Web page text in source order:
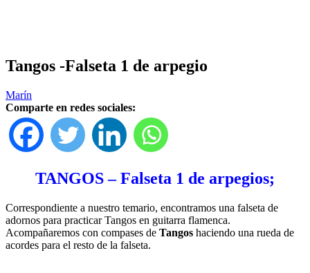
Tangos -Falseta 1 de arpegio
Marín
Comparte en redes sociales:
TANGOS – Falseta 1 de arpegios;
Correspondiente a nuestro temario, encontramos una falseta de
adornos para practicar Tangos en guitarra flamenca.
Acompañaremos con compases de Tangos haciendo una rueda de
acordes para el resto de la falseta.